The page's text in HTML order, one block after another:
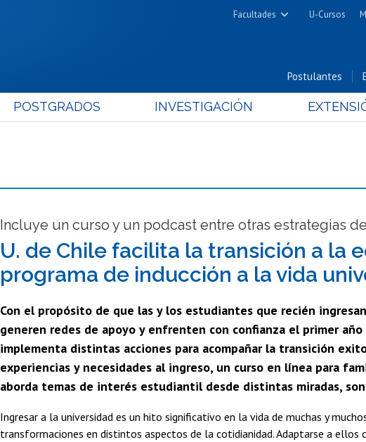
Facultades
Cs. Físicas y Matemáticas
Cs. Químicas y Farmacéuticas
Estudios Avanzados en Educación
Nutrición y Tecnología de
Alimentos
U-Cursos
Postulantes
POSTGRADOS INVESTIGACIÓN
Incluye un curso y un podcast entre otras estrategias
U. de Chile facilita la transición a la
programa de inducción a la vida
Con el propósito de que las y los estudiantes que recién
generen redes de apoyo y enfrenten con confianza el primer
implementa distintas acciones para acompañar la transición
experiencias y necesidades al ingreso, un curso en línea para
aborda temas de interés estudiantil desde distintas miradas,
Ingresar a la universidad es un hito significativo en la vida de muchas y
transformaciones en distintos aspectos de la cotidianidad. Adaptarse a ellos